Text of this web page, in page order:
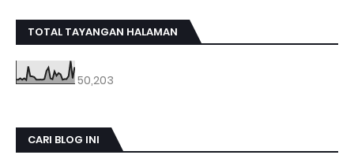
TOTAL TAYANGAN HALAMAN
50,203
CARI BLOG INI